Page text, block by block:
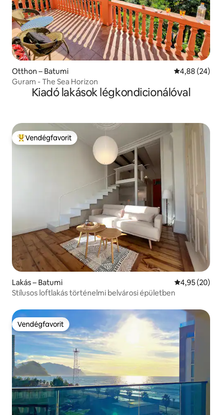
Otthon – Batumi Átlagos
4,88 (24)
Guram - The Sea Horizon
Kiadó lakások légkondicionálóval
Kiemelt vendégfavorit
Vendégfavorit
Lakás – Batumi Átlagos
4,95 (20)
Stílusos loftlakás történelmi belvárosi épületben
Vendégfavorit
Vendégfavorit